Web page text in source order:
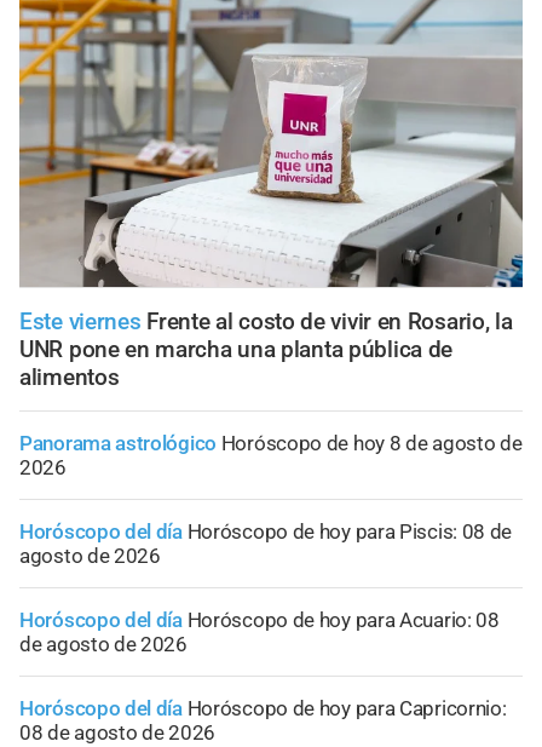
Este viernes Frente al costo de vivir en Rosario, la
UNR pone en marcha una planta pública de
alimentos
Panorama astrológico Horóscopo de hoy 8 de agosto de
2026
Horóscopo del día Horóscopo de hoy para Piscis: 08 de
agosto de 2026
Horóscopo del día Horóscopo de hoy para Acuario: 08
de agosto de 2026
Horóscopo del día Horóscopo de hoy para Capricornio:
08 de agosto de 2026